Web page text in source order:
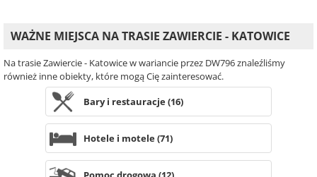
WAŻNE MIEJSCA NA TRASIE ZAWIERCIE - KATOWICE
Na trasie Zawiercie - Katowice w wariancie przez DW796 znaleźliśmy
również inne obiekty, które mogą Cię zainteresować.
Bary i restauracje (16)
Hotele i motele (71)